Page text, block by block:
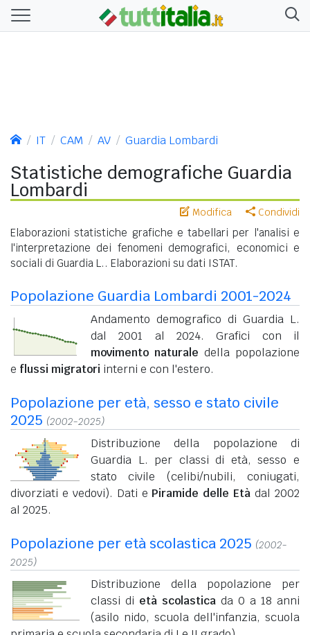
IT CAM AV Guardia Lombardi
Statistiche demografiche Guardia
Lombardi
Modifica Condividi
Elaborazioni statistiche grafiche e tabellari per l'analisi e
l'interpretazione dei fenomeni demografici, economici e
sociali di Guardia L.. Elaborazioni su dati ISTAT.
Popolazione Guardia Lombardi 2001-2024
Andamento demografico di Guardia L.
dal 2001 al 2024. Grafici con il
movimento naturale della popolazione
e flussi migratori interni e con l'estero.
Popolazione per età, sesso e stato civile
2025 (2002-2025)
Distribuzione della popolazione di
Guardia L. per classi di età, sesso e
stato civile (celibi/nubili, coniugati,
divorziati e vedovi). Dati e Piramide delle Età dal 2002
al 2025.
Popolazione per età scolastica 2025 (2002-
2025)
Distribuzione della popolazione per
classi di età scolastica da 0 a 18 anni
(asilo nido, scuola dell'infanzia, scuola